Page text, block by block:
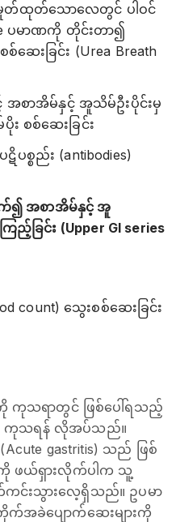
မှုတ်ထုတ်သောလေတွင် ပါဝင်
ပမာဏကို တိုင်းတာ၍
ေးခြင်း (Urea Breath
င့် အစာအိမ်နှင့် အူသိမ်ဦးပိုင်းမှ
စစ်ဆေးခြင်း
စ္စည်း (antibodies)
အစာအိမ်နှင့် အူ
ခြင်း (Upper GI series
count) သွေးစစ်ဆေးခြင်း
ကို ကုသရာတွင် ဖြစ်ပေါ်ရသည့်
၍ ကုသရန် လိုအပ်သည်။
gastritis) သည် ဖြစ်
းကို ဖယ်ရှားလိုက်ပါက သူ့
င်းသွားလေ့ရှိသည်။ ဥပမာ
ခဲပျောက်ဆေးများကို